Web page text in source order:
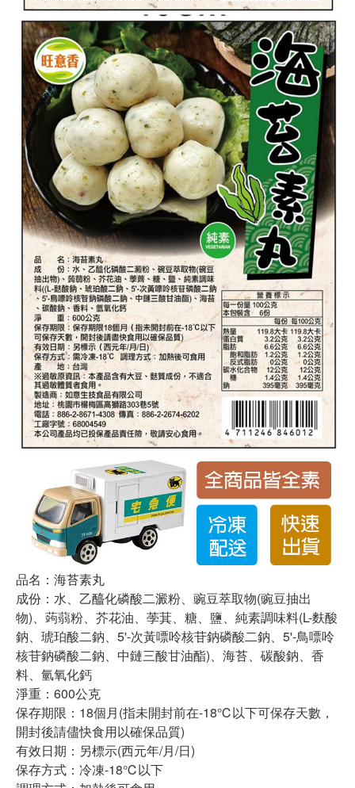
品名：海苔素丸
成份：水、乙醯化磷酸二澱粉、豌豆萃取物(豌豆抽出
物)、蒟蒻粉、芥花油、荸萁、糖、鹽、純素調味料(L-麩酸
鈉、琥珀酸二鈉、5'-次黃嘌呤核苷鈉磷酸二鈉、5'-鳥嘌呤
核苷鈉磷酸二鈉、中鏈三酸甘油酯)、海苔、碳酸鈉、香
料、氫氧化鈣
淨重：600公克
保存期限：18個月(指未開封前在-18℃以下可保存天數，
開封後請儘快食用以確保品質)
有效日期：另標示(西元年/月/日)
保存方式：冷凍-18℃以下